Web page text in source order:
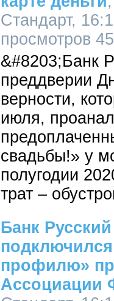
Стандарт,
просмотров
&#8203;Банк
преддверии
верности,
июля,
свадьбы!» у
полугодии
трат –
Банк
профилю»
Ассоциации